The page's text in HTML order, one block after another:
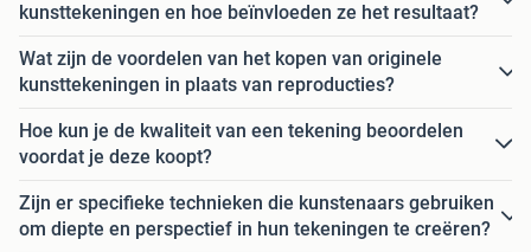
kunsttekeningen en hoe beïnvloeden ze het resultaat?
Wat zijn de voordelen van het kopen van originele
kunsttekeningen in plaats van reproducties?
Hoe kun je de kwaliteit van een tekening beoordelen
voordat je deze koopt?
Zijn er specifieke technieken die kunstenaars gebruiken
om diepte en perspectief in hun tekeningen te creëren?